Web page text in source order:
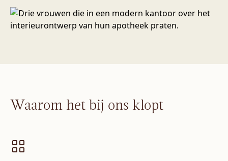
Waarom het bij ons klopt